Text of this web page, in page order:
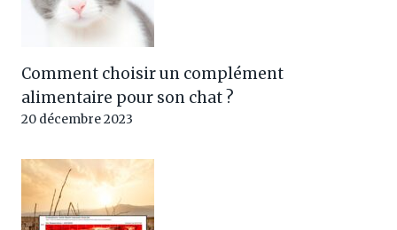
Comment choisir un complément
alimentaire pour son chat ?
20 décembre 2023